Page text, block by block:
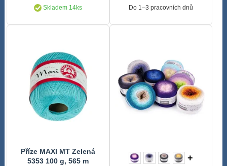
Skladem 14ks Do 1–3 pracovních dnů
Příze MAXI MT Zelená
5353 100 g, 565 m
+